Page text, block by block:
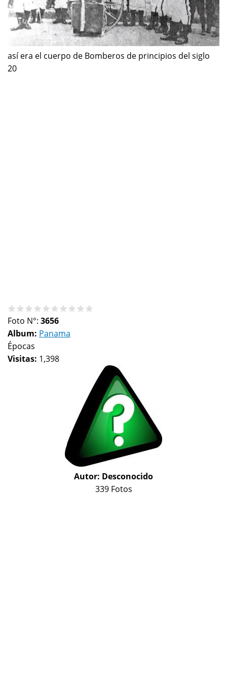
así era el cuerpo de Bomberos de principios del siglo
20
Foto N°: 3656
Album: Panama
Épocas
Visitas: 1,398
Autor: Desconocido
339 Fotos